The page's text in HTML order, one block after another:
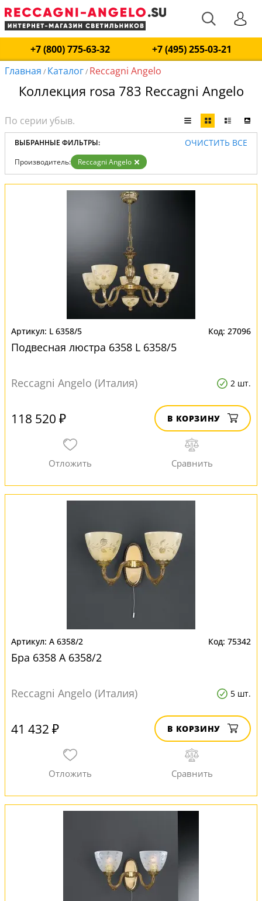
+7 (800) 775-63-32
+7 (495) 255-03-21
Главная / Каталог/ Reccagni Angelo
Коллекция rosa 783 Reccagni Angelo
ВЫБРАННЫЕ ФИЛЬТРЫ: ОЧИСТИТЬ ВСЕ
Производитель: Reccagni Angelo
L 6358/5 27096
Подвесная люстра 6358 L 6358/5
Reccagni Angelo (Италия) 2 шт.
118 520 ₽ В КОРЗИНУ
A 6358/2 75342
Бра 6358 A 6358/2
Reccagni Angelo (Италия) 5 шт.
41 432 ₽ В КОРЗИНУ